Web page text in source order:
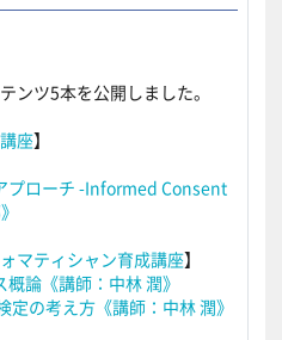
ンツ5本を公開しました。
座】
プローチ -Informed Consent
マティシャン育成講座】
概論 《講師：中林 潤》
定の考え方 《講師：中林 潤》